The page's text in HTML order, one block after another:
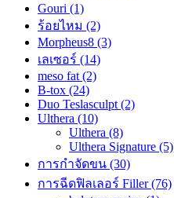
Gouri (1)
ร้อยไหม (2)
Morpheus8 (3)
เลเซอร์ (14)
meso fat (2)
B-tox (24)
Duo Teslasculpt (2)
Ulthera (10)
Ulthera (8)
Ulthera Signature (5)
การกำจัดขน (30)
การฉีดฟิลเลอร์ Filler(76)